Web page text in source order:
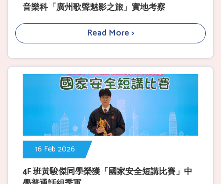
音樂科「廣州歌聲魅影之旅」實地考察
Read More >
16 Feb 2026
4F 班黃駿傑同學榮獲「國家安全短講比賽」中